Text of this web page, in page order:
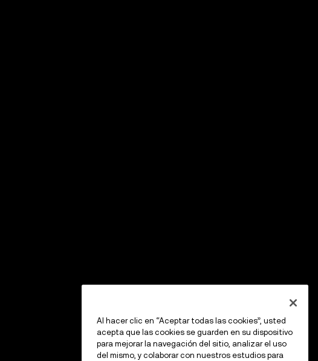
Al hacer clic en “Aceptar todas las cookies”, usted
acepta que las cookies se guarden en su dispositivo
para mejorar la navegación del sitio, analizar el uso
del mismo, y colaborar con nuestros estudios para